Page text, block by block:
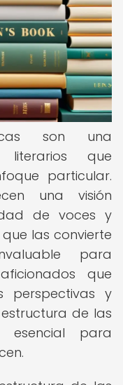
son una
literarios que
particular.
una visión
de voces y
las convierte
para
que
perspectivas y
de las
esencial para